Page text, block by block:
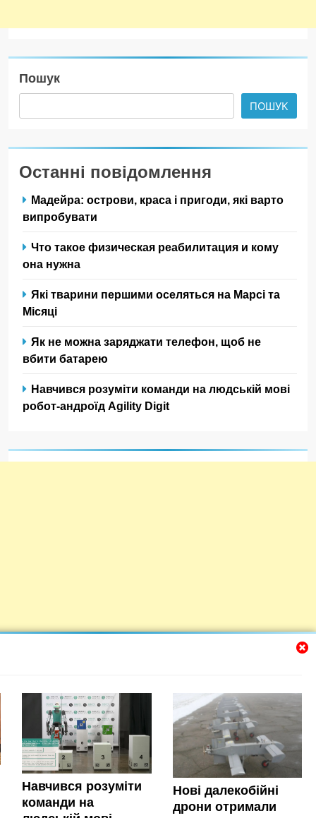
Навчився розуміти
команди на
Нові далекобійні
дрони отримали
Пошук
ПОШУК
Останні повідомлення
Мадейра: острови, краса і пригоди, які варто
випробувати
Что такое физическая реабилитация и кому
она нужна
Які тварини першими оселяться на Марсі та
Місяці
Як не можна заряджати телефон, щоб не
вбити батарею
Навчився розуміти команди на людській мові
робот-андроїд Agility Digit